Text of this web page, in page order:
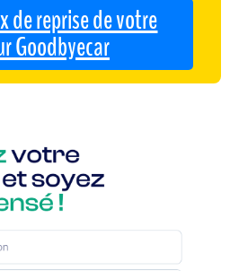
de reprise de votre
Goodbyecar